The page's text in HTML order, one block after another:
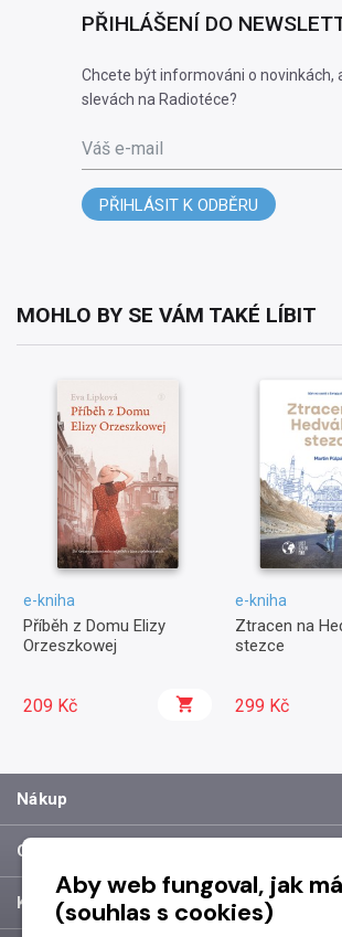
PŘIHLÁŠENÍ DO
Chcete být informováni o novinkách,
slevách na Radiotéce?
Váš e-mail
PŘIHLÁSIT K ODBĚRU
MOHLO BY SE VÁM TAKÉ LÍBIT
e-kniha
Příběh z Domu Elizy
Orzeszkowej
209 Kč
e-kniha
Ztracen na
stezce
299 Kč
Nákup
O společnosti
Kontakt
Aby web fungoval, jak má
(souhlas s cookies)